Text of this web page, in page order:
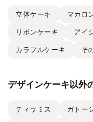
立体ケーキ マカロ
リボンケーキ アイ
カラフルケーキ そ
デザインケーキ以外
ティラミス ガトー